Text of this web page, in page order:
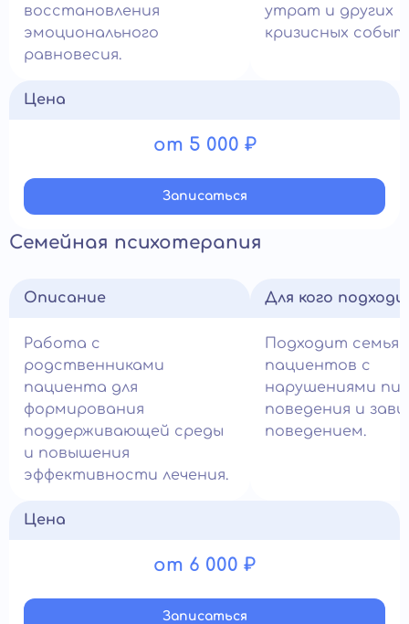
восстановления
эмоционального
равновесия.
утрат и других
кризисных
Цена
от 5 000 ₽
Записатьcя
Семейная психотерапия
Описание
Работа с
родственниками
пациента для
формирования
поддерживающей среды
и повышения
эффективности лечения.
Для кого
Подходит
пациентов с
нарушениями
поведения и
поведением.
Цена
от 6 000 ₽
Записатьcя